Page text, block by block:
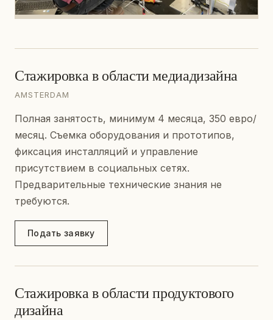
Стажировка в области медиадизайна
AMSTERDAM
Полная занятость, минимум 4 месяца, 350 евро/
месяц. Съемка оборудования и прототипов,
фиксация инсталляций и управление
присутствием в социальных сетях.
Предварительные технические знания не
требуются.
Подать заявку
Стажировка в области продуктового
дизайна